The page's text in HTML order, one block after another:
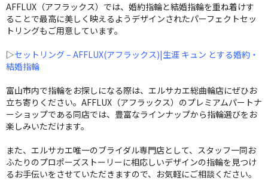
AFFLUX（アフラックス）では、婚約指輪と結婚指輪を重ね着けす
ることで最高に美しく映えるようデザインされたパーフェクトセッ
トリングもご用意しています。
▷セットリング – AFFLUX(アフラックス)|生涯 キュン とする婚約・
結婚指輪
富山市内で指輪をお探しになる際は、エルサカエ総曲輪店にぜひお
立ち寄りください。AFFLUX（アフラックス）のプレミアムパートナ
ーショップである同店では、豊富なラインナップから指輪選びをお
楽しみいただけます。
また、エルサカエ唯一のブライダル専門店として、スタッフ一同お
ふたりのプロポーズストーリーに相応しいデザインの指輪を見つけ
るお手伝いをさせていただきますので、お気軽にご相談ください。